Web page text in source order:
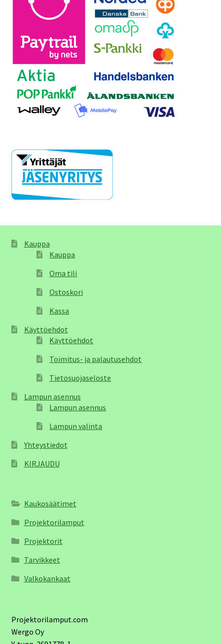
Kauppa
Kauppa
Oma tili
Ostoskori
Kassa
Käyttöehdot
Käyttöehdot
Toimitus- ja palautusehdot
Tietosuojaseloste
Lampun asennus
Lampun asennus
Lampun valinta
Yhteystiedot
KIRJAUDU
Kaukosäätimet
Projektorilamput
Projektorit
Tarvikkeet
Valkokankaat
Projektorilamput.com
Wergo Oy